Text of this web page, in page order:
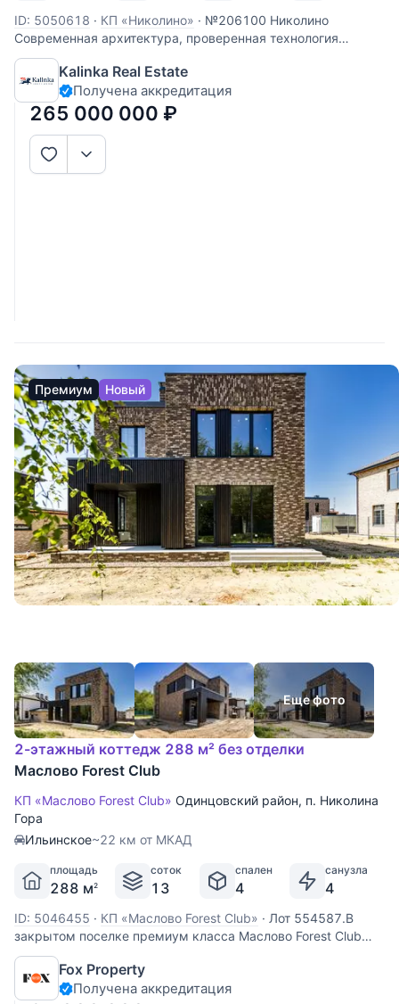
ID: 5050618 · КП «Николино» · №206100 Николино
Современная архитектура, проверенная технология
строительства, знаковое место. Коттеджный поселок
Николино на Рублево-Успенском шоссе. 23 км от МКАД.
Дом с полностью заведенными коммуникациями,
завершенным внешним контуром,
Kalinka Real Estate
Получена аккредитация
265 000 000 ₽
Премиум Новый
Еще фото
2-этажный коттедж 288 м² без отделки
Маслово Forest Club
КП «Маслово Forest Club» Одинцовский район, п. Николина
Гора
Ильинское~22 км от МКАД
площадь
288 м2
соток
13
спален
4
санузла
4
ID: 5046455 · КП «Маслово Forest Club» · Лот 554587.В
закрытом поселке премиум класса Маслово Forest Club
представлен жилой дом 288 м. Дом кирпичный, заведены
все коммуникации, установлен газовый котел,подключено
электричество. Жилой дом расположен в центральной
Fox Property
Получена аккредитация